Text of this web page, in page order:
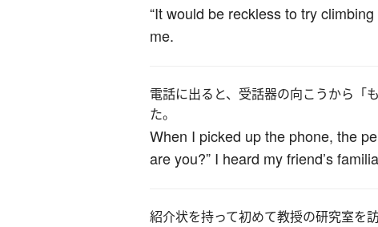
“It would be reckless to try
me.
電話に出ると、受話器の向こうから「も
た。
When I picked up the phone, the
are you?” I heard my friend’s
紹介状を持って初めて教授の研究室を